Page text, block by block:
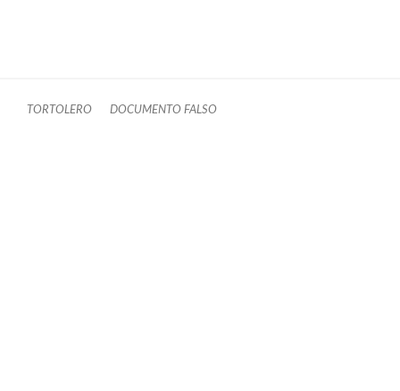
TORTOLERO DOCUMENTO FALSO